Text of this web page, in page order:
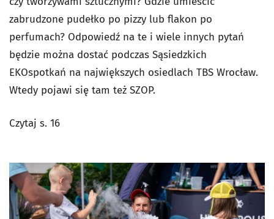
zabrudzone pudełko po pizzy lub flakon po
perfumach? Odpowiedź na te i wiele innych pytań
będzie można dostać podczas Sąsiedzkich
EKOspotkań na największych osiedlach TBS Wrocław.
Wtedy pojawi się tam też SZOP.
Czytaj s. 16